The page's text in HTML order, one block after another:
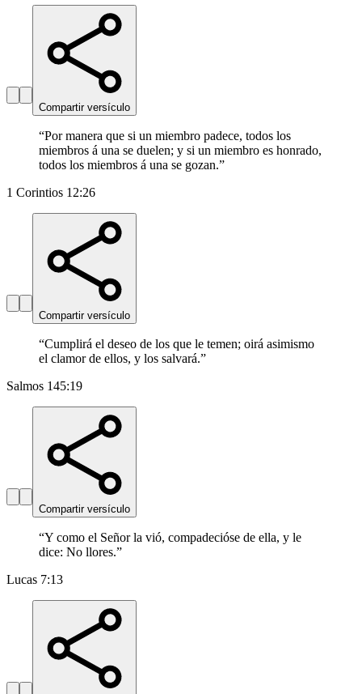
Compartir versículo
“Por manera que si un miembro padece, todos los
miembros á una se duelen; y si un miembro es honrado,
todos los miembros á una se gozan.”
1 Corintios 12:26
Compartir versículo
“Cumplirá el deseo de los que le temen; oirá asimismo
el clamor de ellos, y los salvará.”
Salmos 145:19
Compartir versículo
“Y como el Señor la vió, compadecióse de ella, y le
dice: No llores.”
Lucas 7:13